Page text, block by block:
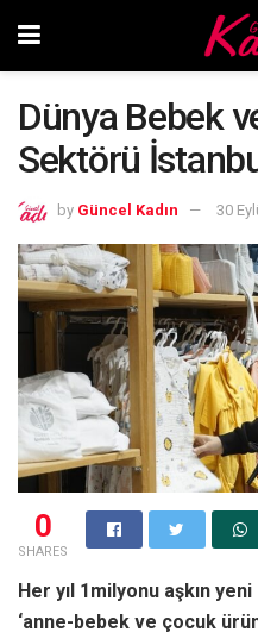
Dünya Bebek
Sektörü
by Güncel Kadın 30
0
SHARES
Her yıl 1milyonu aşkın
‘anne-bebek ve çocuk